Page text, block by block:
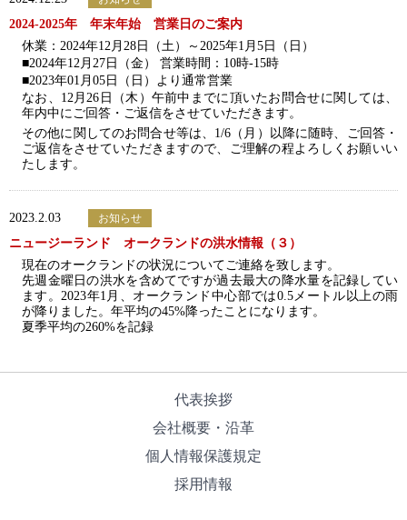
2024-2025年 年末年始 営業日のご案内
休業：2024年12月28日（土）～2025年1月5日（日）
■2024年12月27日（金） 営業時間：10時-15時
■2023年01月05日（日）より通常営業
なお、12月26日（木）午前中までに頂いたお問合せに関しては、
年内中にご回答・ご返信をさせていただきます。
その他に関してのお問合せ等は、1/6（月）以降に随時、ご回答・
ご返信をさせていただきますので、ご理解の程よろしくお願いい
たします。
2023.2.03 お知らせ
ニュージーランド オークランドの洪水情報（３）
現在のオークランドの状況についてご連絡を致します。
先週金曜日の洪水を含めてですが過去最大の降水量を記録してい
ます。2023年1月、オークランド中心部では0.5メートル以上の雨
が降りました。年平均の45%降ったことになります。
夏季平均の260%を記録
数字でお分かりいただけると思います。
オークランドの洪水の被害状況ですがこれまでに、市内の 200 を
超える施設が赤いステッカーを貼られました。
約 57 人がオークランド周辺の避難所で一晩を過ごしました。
オークランド緊急事態管理局は、人々はより局地的な洪水とさら
なる土砂崩れの可能性に備える必要があると述べています。
予報としてはオークランドは明日から晴れのお天気が７日間近く
代表挨拶
会社概要・沿革
個人情報保護規定
採用情報